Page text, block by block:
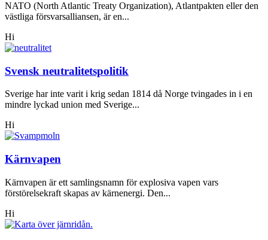
NATO (North Atlantic Treaty Organization), Atlantpakten eller den
västliga försvarsalliansen, är en...
Hi
Svensk neutralitetspolitik
Sverige har inte varit i krig sedan 1814 då Norge tvingades in i en
mindre lyckad union med Sverige...
Hi
Kärnvapen
Kärnvapen är ett samlingsnamn för explosiva vapen vars
förstörelsekraft skapas av kärnenergi. Den...
Hi